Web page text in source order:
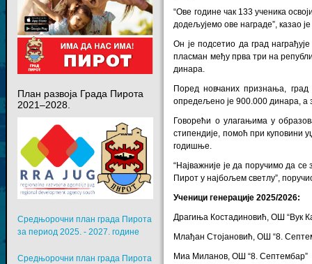
“Ове године чак 133 ученика
додељујемо ове награде”, казао
Он је подсетио да град
пласман међу прва три на
динара.
Поред новчаних признања,
опредељено је 900.000 динара,
Говорећи о улагањима у
стипендије, помоћ при куповини
годишње.
“Најважније је да поручимо да
Пирот у најбољем светлу”,
Ученици генерације 2025/2026:
Драгиња Костадиновић, ОШ “Вук
Млађан Стојановић, ОШ “8.
Миа Миланов, ОШ “8. Септембар”
План развоја Града Пирота
2021–2028.
Средњорочни план града Пирота
за период 2025. - 2027. године
Средњорочни план града Пирота